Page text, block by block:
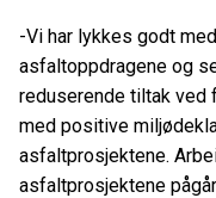
-Vi har lykkes godt
asfaltoppdragene og
reduserende tiltak ved
med positive
asfaltprosjektene.
asfaltprosjektene